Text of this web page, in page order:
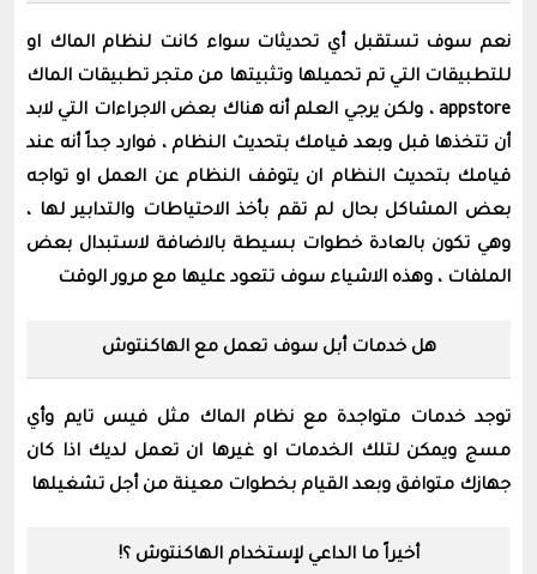
نعم سوف تستقبل أي تحديثات سواء كانت لنظام الماك او
للتطبيقات التي تم تحميلها وتثبيتها من متجر تطبيقات الماك
appstore ، ولكن يرجي العلم أنه هناك بعض الاجراءات التي لابد
أن تتخذها قبل وبعد قيامك بتحديث النظام ، فوارد جداً أنه عند
قيامك بتحديث النظام ان يتوقف النظام عن العمل او تواجه
بعض المشاكل بحال لم تقم بأخذ الاحتياطات والتدابير لها ،
وهي تكون بالعادة خطوات بسيطة بالاضافة لاستبدال بعض
الملفات ، وهذه الاشياء سوف تتعود عليها مع مرور الوقت
هل خدمات أبل سوف تعمل مع الهاكنتوش
توجد خدمات متواجدة مع نظام الماك مثل فيس تايم وأي
مسج ويمكن لتلك الخدمات او غيرها ان تعمل لديك اذا كان
جهازك متوافق وبعد القيام بخطوات معينة من أجل تشغيلها
أخيراً ما الداعي لإستخدام الهاكنتوش ؟!